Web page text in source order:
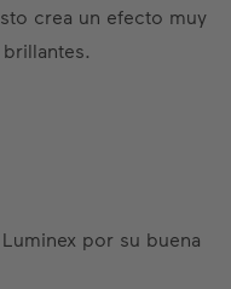
crea un efecto muy
por su buena